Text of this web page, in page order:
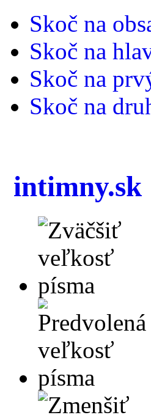
Skoč na
Skoč na
Skoč na
Skoč na
intimny.sk